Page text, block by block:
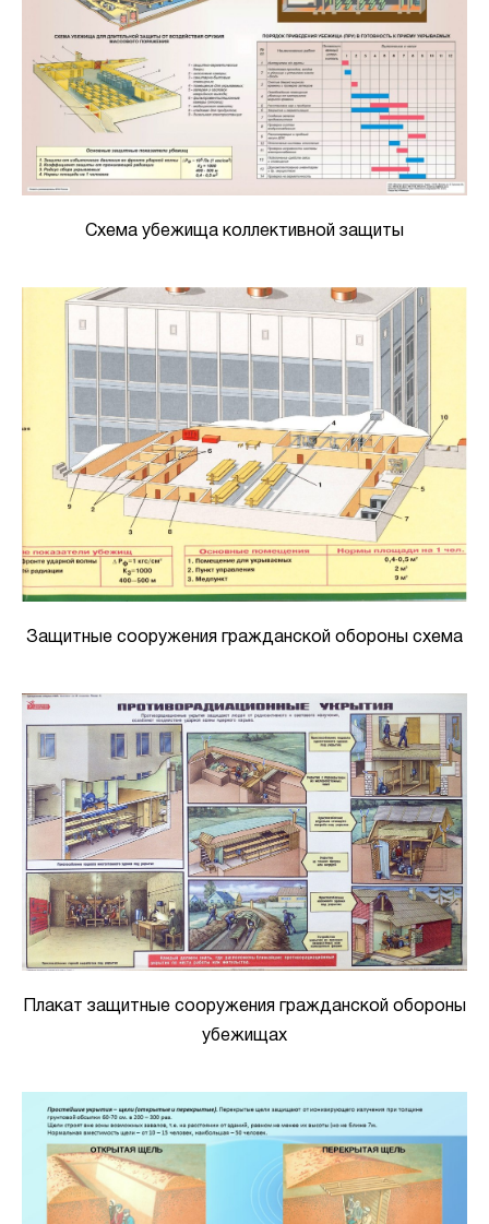
Схема убежища коллективной защиты
Защитные сооружения гражданской обороны схема
Плакат защитные сооружения гражданской обороны
убежищах